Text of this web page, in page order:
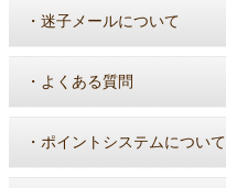
・ 迷子メールについて
・ よくある質問
・ ポイントシステムについて